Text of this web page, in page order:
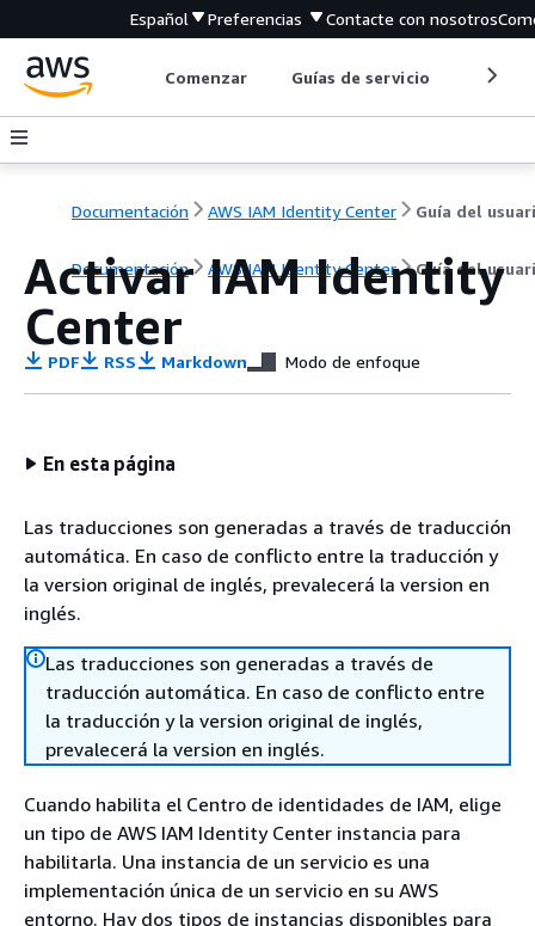
Español Preferencias Contacte con nosotros
Comenzar Guías de servicio
Documentación AWS IAM Identity Center
Documentación AWS IAM Identity Center Guía del
Activar IAM Identity
Center
PDF RSS Markdown Modo de enfoque
En esta página
Las traducciones son generadas a través de traducción
automática. En caso de conflicto entre la traducción y
la version original de inglés, prevalecerá la version en
inglés.
Las traducciones son generadas a través de
traducción automática. En caso de conflicto entre
la traducción y la version original de inglés,
prevalecerá la version en inglés.
Cuando habilita el Centro de identidades de IAM, elige
un tipo de AWS IAM Identity Center instancia para
habilitarla. Una instancia de un servicio es una
implementación única de un servicio en su AWS
entorno. Hay dos tipos de instancias disponibles para